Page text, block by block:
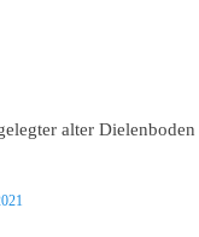
alter Dielenboden